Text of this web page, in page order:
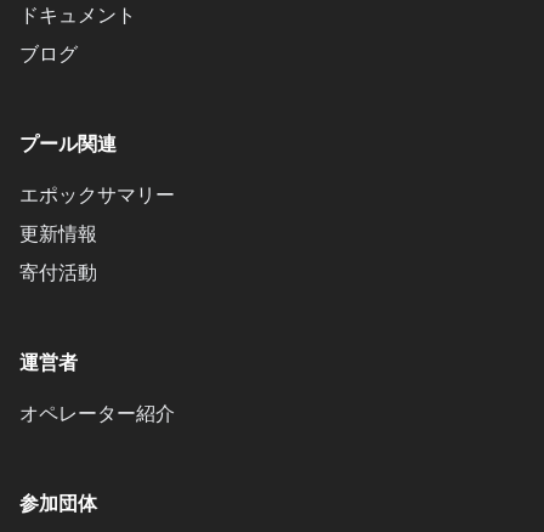
ドキュメント
ブログ
プール関連
エポックサマリー
更新情報
寄付活動
運営者
オペレーター紹介
参加団体